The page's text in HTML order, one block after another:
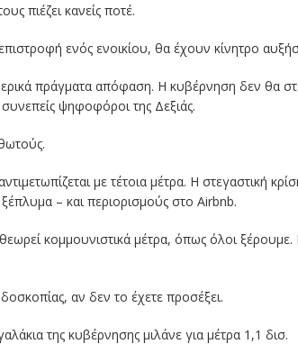
πιέζει κανείς ποτέ.
ενός ενοικίου, θα έχουν κίνητρο
πράγματα απόφαση. Η κυβέρνηση δεν θα
ψηφοφόροι της Δεξιάς.
με τέτοια μέτρα. Η στεγαστική
– και περιορισμούς στο Airbnb.
κομμουνιστικά μέτρα, όπως όλοι ξέρουμε. Η
αν δεν το έχετε προσέξει.
της κυβέρνησης μιλάνε για μέτρα 1,1 δισ.